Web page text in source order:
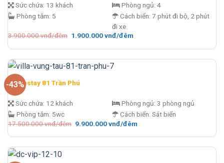
Sức chứa: 13 khách
Phòng tắm: 5
Phòng ngủ: 4
Cách biển: 7 phút đi bộ, 2 phút
đi xe
3.900.000vnđ/đêm Giá
là:
đêm.
1.900.000vnđ/đêmGiá
tại
1.900.000 vnđ/
-43%
Homestay 81 Trần Phú
Sức chứa: 12 khách
Phòng tắm: 5wc
Phòng ngủ: 3 phòng ngủ
Cách biển: Sát biển
17.500.000vnđ/đêm Giá
là:
đêm.
9.900.000vnđ/đêmGiá
tại
9.900.000 vnđ/